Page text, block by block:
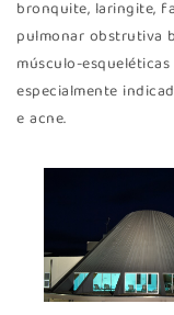
bronquite, laringite,
pulmonar obstrutiva
músculo-
especialmente
e acne.